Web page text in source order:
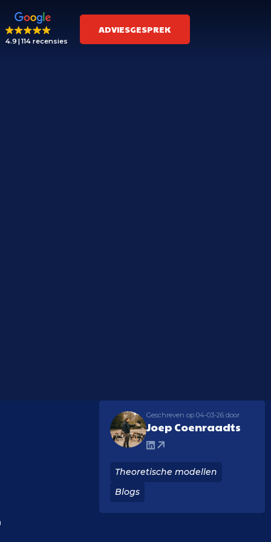
4.9 114 recensies
ADVIESGESPREK
Geschreven op 04-03-26 door
Joep Coenraadts
Theoretische modellen
Blogs